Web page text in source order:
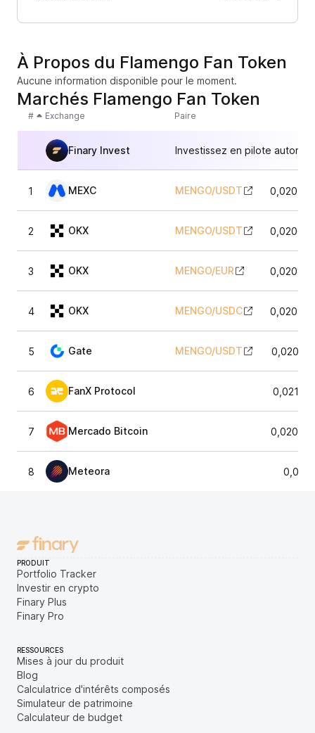
À Propos du Flamengo Fan Token
Aucune information disponible pour le moment.
Marchés Flamengo Fan Token
# Exchange Paire
Finary Invest Investissez en pilote
1 MEXC MENGO/USDT
2 OKX MENGO/USDT
3 OKX MENGO/EUR
4 OKX MENGO/USDC
5 Gate MENGO/USDT
6 FanX Protocol
7 Mercado Bitcoin
8 Meteora
PRODUIT
Portfolio Tracker
Investir en crypto
Finary Plus
Finary Pro
RESSOURCES
Mises à jour du produit
Blog
Calculatrice d'intérêts composés
Simulateur de patrimoine
Calculateur de budget